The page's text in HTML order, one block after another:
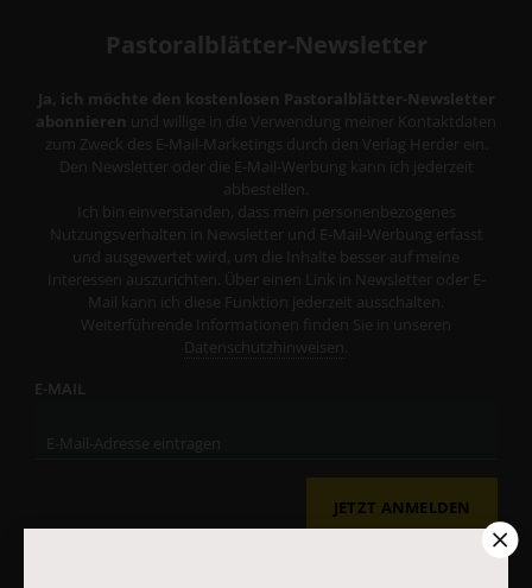
Pastoralblätter-Newsletter
Ja, ich möchte den kostenlosen Pastoralblätter-Newsletter
abonnieren und willige in die Verwendung meiner Kontaktdaten
zum Zweck des E-Mail-Marketings durch den Verlag Herder ein.
Den Newsletter oder die E-Mail-Werbung kann ich jederzeit
abbestellen.
Ich bin einverstanden, dass mein personenbezogenes
Nutzungsverhalten in Newsletter und E-Mail-Werbung erfasst
und ausgewertet wird, um die Inhalte besser auf meine
Interessen auszurichten. Über einen Link in Newsletter oder E-
Mail kann ich diese Funktion jederzeit ausschalten.
Weiterführende Informationen finden Sie in unseren
Datenschutzhinweisen
E-MAIL
JETZT ANMELDEN